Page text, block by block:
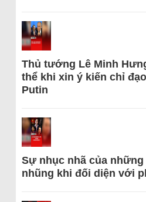
Thủ tướng Lê Minh
thể khi xin ý kiến chỉ
Putin
Sự nhục nhã của
nhũng khi đối diện với